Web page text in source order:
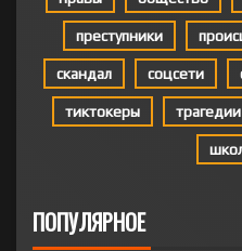
преступники
скандал соцсети
тиктокеры трагедии
ПОПУЛЯРНОЕ